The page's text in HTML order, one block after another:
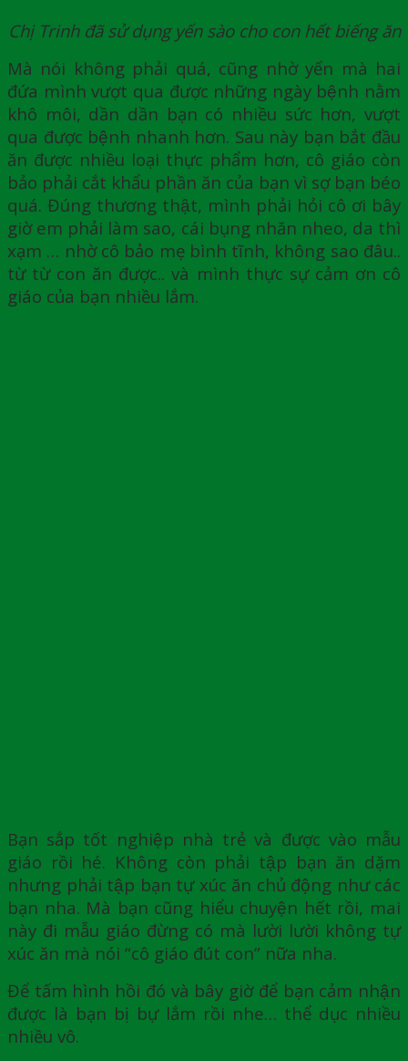
Chị Trinh đã sử dụng yến sào cho con hết biếng ăn
Mà nói không phải quá, cũng nhờ yến mà hai
đứa mình vượt qua được những ngày bệnh nằm
khô môi, dần dần bạn có nhiều sức hơn, vượt
qua được bệnh nhanh hơn. Sau này bạn bắt đầu
ăn được nhiều loại thực phẩm hơn, cô giáo còn
bảo phải cắt khẩu phần ăn của bạn vì sợ bạn béo
quá. Đúng thương thật, mình phải hỏi cô ơi bây
giờ em phải làm sao, cái bụng nhăn nheo, da thì
xạm … nhờ cô bảo mẹ bình tĩnh, không sao đâu..
từ từ con ăn được.. và mình thực sự cảm ơn cô
giáo của bạn nhiều lắm.
Bạn sắp tốt nghiệp nhà trẻ và được vào mẫu
giáo rồi hé. Không còn phải tập bạn ăn dặm
nhưng phải tập bạn tự xúc ăn chủ động như các
bạn nha. Mà bạn cũng hiểu chuyện hết rồi, mai
này đi mẫu giáo đừng có mà lười lười không tự
xúc ăn mà nói “cô giáo đút con” nữa nha.
Để tấm hình hồi đó và bây giờ để bạn cảm nhận
được là bạn bị bự lắm rồi nhe… thể dục nhiều
nhiều vô.